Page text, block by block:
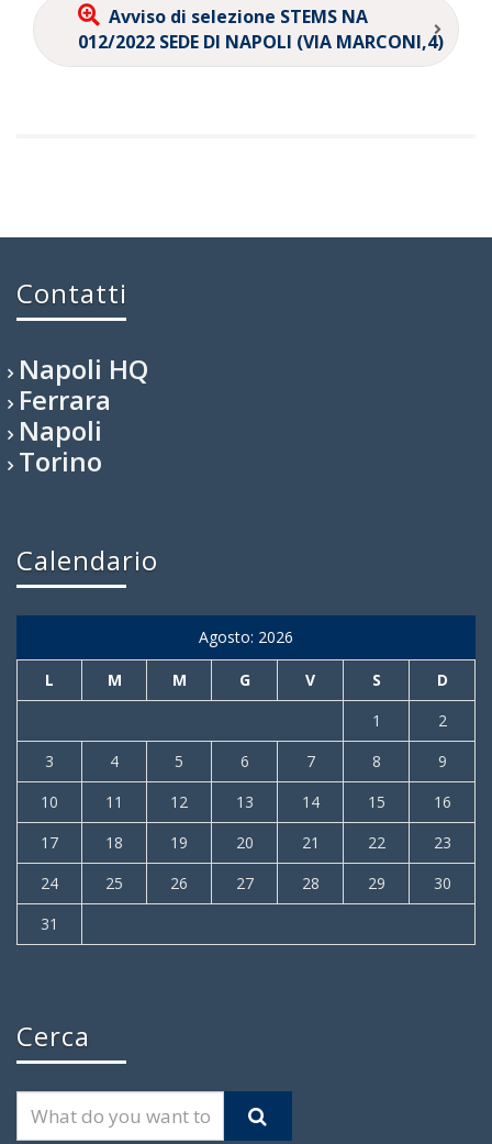
Avviso di selezione STEMS NA
012/2022 SEDE DI NAPOLI (VIA MARCONI,4)
Contatti
Napoli HQ
Ferrara
Napoli
Torino
Calendario
Agosto: 2026
L M M G V S
D
1
2
3
4 5 6 7 8
9
10
11 12 13 14 15
16
17
18 19 20 21 22
23
24
25 26 27 28 29
30
31
Cerca